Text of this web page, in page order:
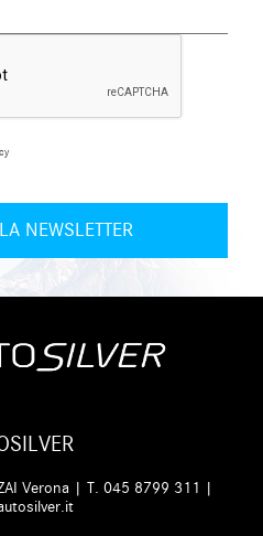
Verona | T.045 8799 311 |